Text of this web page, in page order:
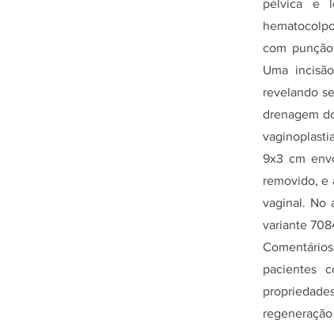
pélvica e
com
Uma
revelando
drenagem
9x3 cm
removido, e
vaginal. No
variante
pacientes